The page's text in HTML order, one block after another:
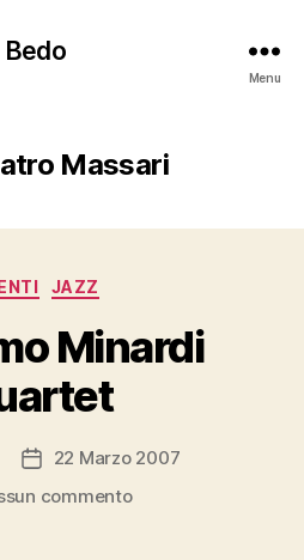
Bedo
Menu
Massari
Categorie
JAZZ
Minardi
Data22 Marzo 2007
commentosu